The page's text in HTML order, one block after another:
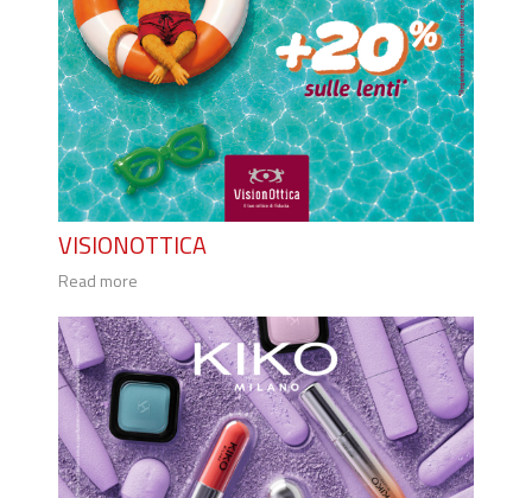
VISIONOTTICA
Read more